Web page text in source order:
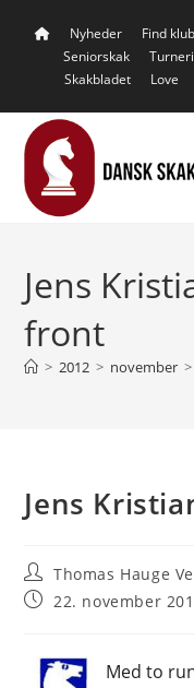
Nyheder Find klub
Seniorskak
Skakbladet
Love
Jens
front
> 2012 > november >
Jens
Post
author:
Thomas Hauge
Post22. november
Med to